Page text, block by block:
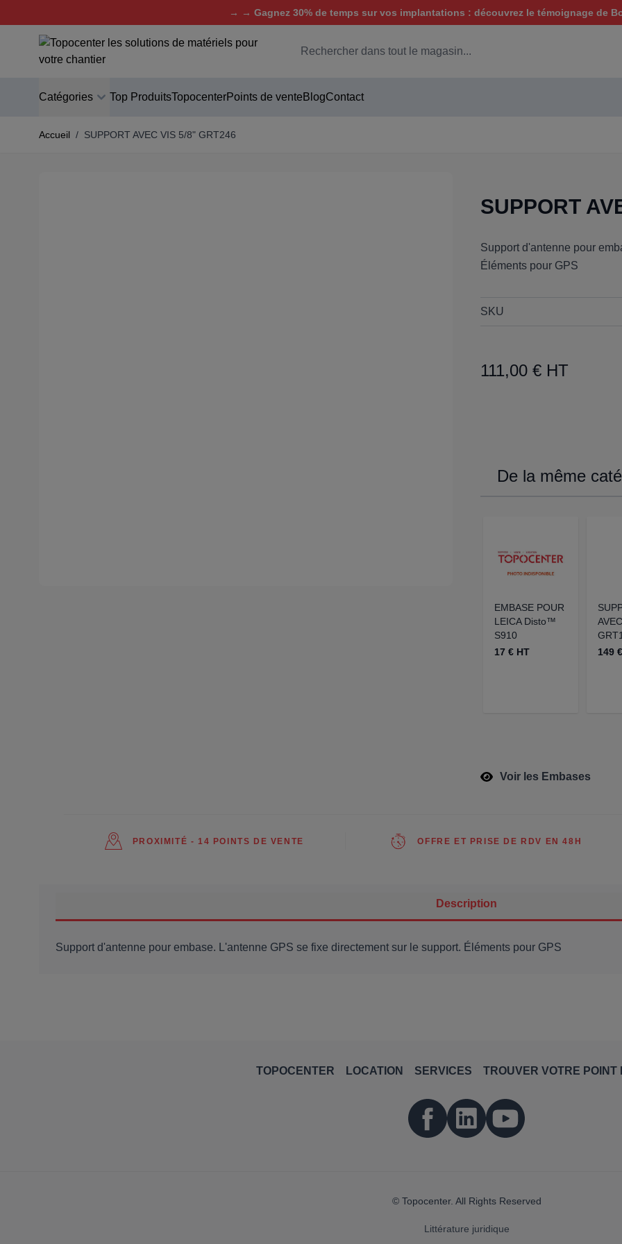
→ → Gagnez 30% de temps sur vos implantations : découvrez le témoignage de
Aller au contenu
Chercher
Catégories Top ProduitsTopocenterPoints de vente BlogContact
Accueil / SUPPORT AVEC VIS 5/8" GRT246
SUPPORT
Support d'antenne pour
Éléments pour GPS
SKU
111,00 € HT
De la même
EMBASE POUR
LEICA Disto™
S910
17 € HT
149
Voir les Embases
PROXIMITÉ - 14 POINTS DE VENTE OFFRE ET PRISE DE RDV EN 48H
Description
Support d'antenne pour embase. L'antenne GPS se fixe directement sur le support. Éléments pour GPS
TOPOCENTER LOCATION SERVICES TROUVER VOTRE POINT
© Topocenter. All Rights Reserved
Littérature juridique